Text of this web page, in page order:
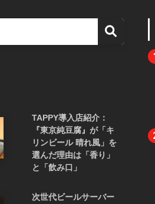
TAPPY導入店紹介：
『東京純豆腐』が「キ
リンビール 晴れ風」を
選んだ理由は「香り」
と「飲み口」
次世代ビールサーバー